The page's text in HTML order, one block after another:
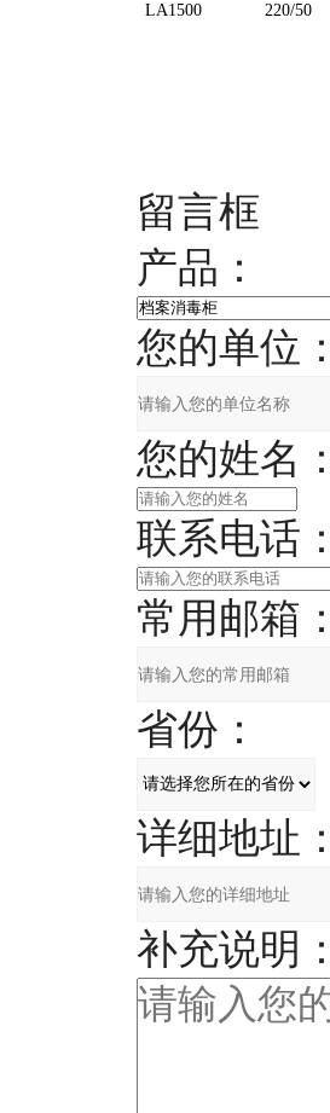
LA1500
220/50
留言框
产品：
您的单位
您的姓名
联系电话
常用邮箱
省份：
详细地址
补充说明